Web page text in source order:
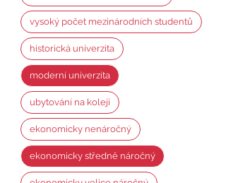
vysoký počet mezinárodních studentů
historická univerzita
moderní univerzita
ubytování na koleji
ekonomicky nenáročný
ekonomicky středně náročný